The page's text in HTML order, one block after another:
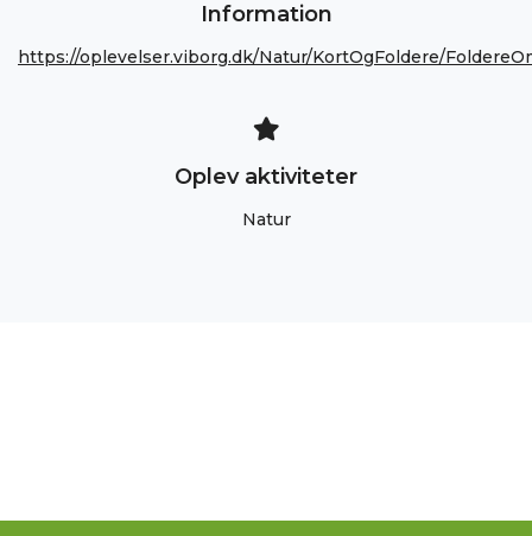
Information
https://oplevelser.viborg.dk/Natur/KortOgFoldere/
Oplev aktiviteter
Natur